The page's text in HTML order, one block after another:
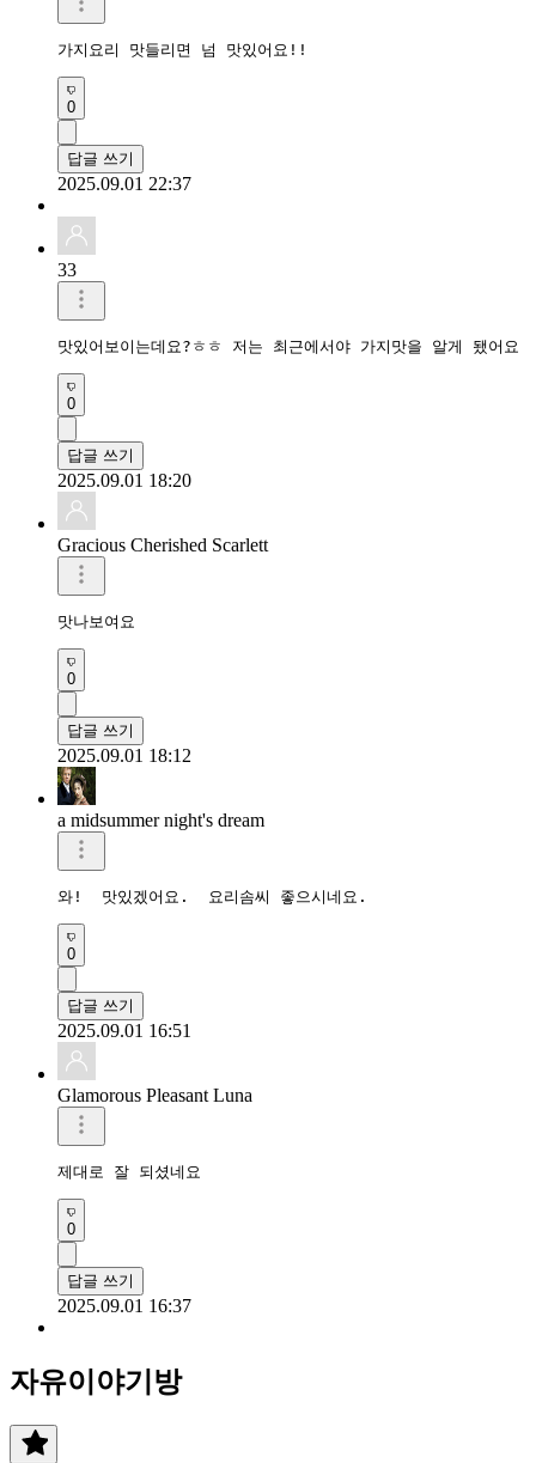
가지요리 맛들리면 넘 맛있어요!!
0
답글 쓰기
2025.09.01 22:37
33
맛있어보이는데요?ㅎㅎ 저는 최근에서야 가지맛을 알게 됐어요
0
답글 쓰기
2025.09.01 18:20
Gracious Cherished Scarlett
맛나보여요
0
답글 쓰기
2025.09.01 18:12
a midsummer night's dream
와!  맛있겠어요.  요리솜씨 좋으시네요.
0
답글 쓰기
2025.09.01 16:51
Glamorous Pleasant Luna
제대로 잘 되셨네요
0
답글 쓰기
2025.09.01 16:37
자유이야기방